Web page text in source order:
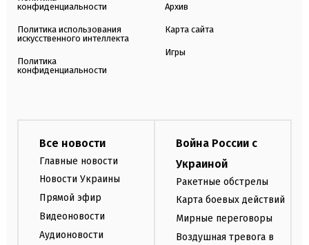
конфиденциальности
Политика использования
искусственного интеллекта
Политика
конфиденциальности
Архив
Карта сайта
Игры
Все новости
Главные новости
Новости Украины
Прямой эфир
Видеоновости
Аудионовости
Война России с
Украиной
Ракетные обстрелы
Карта боевых действий
Мирные переговоры
Воздушная тревога в